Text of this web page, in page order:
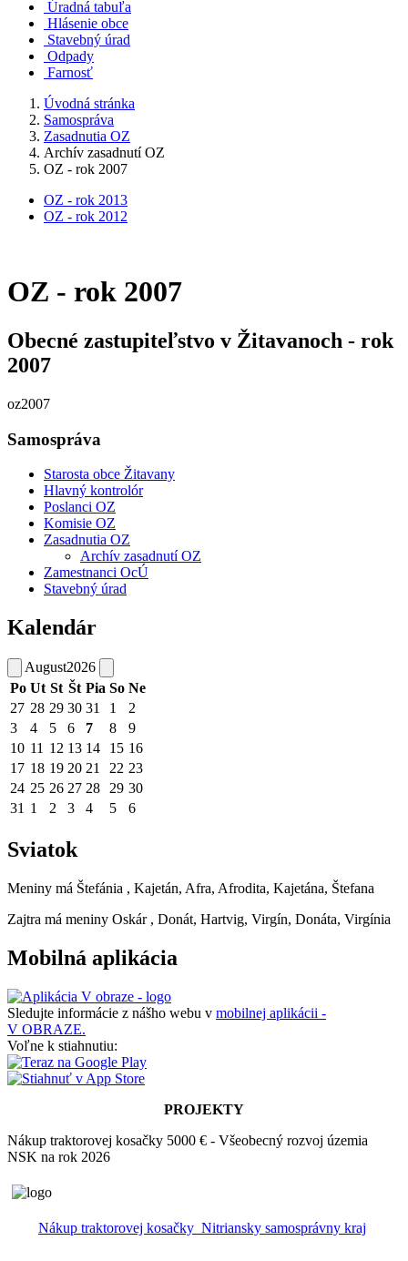
Úradná tabuľa
Hlásenie obce
Stavebný úrad
Odpady
Farnosť
Úvodná stránka
Samospráva
Zasadnutia OZ
Archív zasadnutí OZ
OZ - rok 2007
OZ - rok 2013
OZ - rok 2012
OZ - rok 2007
Obecné zastupiteľstvo v Žitavanoch - rok
2007
oz2007
Samospráva
Starosta obce Žitavany
Hlavný kontrolór
Poslanci OZ
Komisie OZ
Zasadnutia OZ
Archív zasadnutí OZ
Zamestnanci OcÚ
Stavebný úrad
Kalendár
August2026
Po Ut St Št Pia So Ne
27 28 29 30 31 1
2
3
4 5 6 7 8
9
10 11 12 13 14 15 16
17 18 19 20 21 22 23
24 25 26 27 28 29 30
31 1 2 3 4 5 6
Sviatok
Meniny má Štefánia , Kajetán, Afra, Afrodita, Kajetána, Štefana
Zajtra má meniny Oskár , Donát, Hartvig, Virgín, Donáta, Virgínia
Mobilná aplikácia
Sledujte informácie z nášho webu v mobilnej aplikácii -
V OBRAZE.
Voľne k stiahnutiu:
PROJEKTY
Nákup traktorovej kosačky 5000 € - Všeobecný rozvoj územia
NSK na rok 2026
Nákup traktorovej kosačky_Nitriansky samosprávny kraj